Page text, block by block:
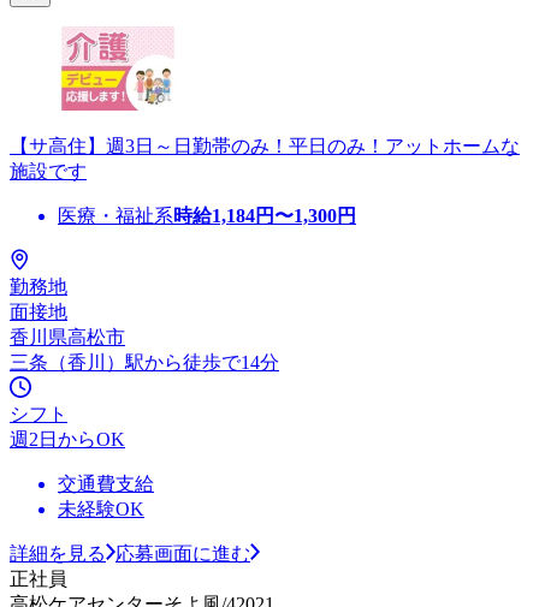
【サ高住】週3日～日勤帯のみ！平日のみ！アットホームな
施設です
医療・福祉系時給1,184円〜1,300円
勤務地
面接地
香川県高松市
三条（香川）駅から徒歩で14分
シフト
週2日からOK
交通費支給
未経験OK
詳細を見る
応募画面に進む
正社員